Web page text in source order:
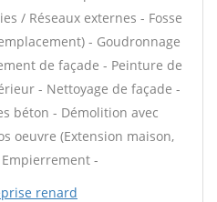
/ Réseaux externes - Fosse
- Goudronnage
de façade - Peinture de
- Nettoyage de façade -
béton - Démolition avec
oeuvre (Extension maison,
-
renard